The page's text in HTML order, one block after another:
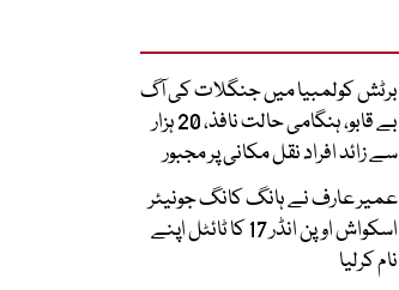
برٹش کولمبیا میں جنگلات کی آگ
بے قابو، ہنگامی حالت نافذ، 20 ہزار
سے زائد افراد نقل مکانی پر مجبور
عمیر عارف نے ہانگ کانگ جونیئر
اسکواش اوپن انڈر 17 کا ٹائٹل اپنے
نام کرلیا